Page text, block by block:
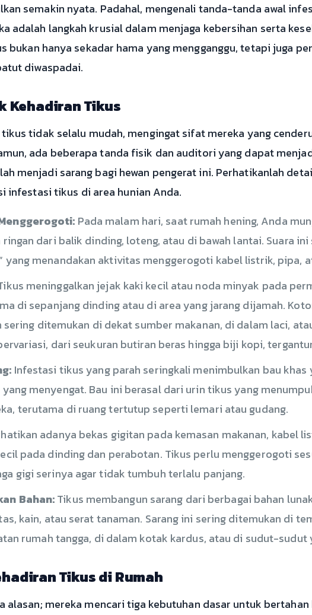
semakin nyata. Padahal, mengenali tanda-tanda awal
adalah langkah krusial dalam menjaga kebersihan serta
bukan hanya sekadar hama yang mengganggu, tetapi juga
diwaspadai.
Kehadiran Tikus
tidak selalu mudah, mengingat sifat mereka yang
ada beberapa tanda fisik dan auditori yang dapat
menjadi sarang bagi hewan pengerat ini. Perhatikanlah
infestasi tikus di area hunian Anda.
Pada malam hari, saat rumah hening, Anda
dari balik dinding, loteng, atau di bawah lantai. Suara
yang menandakan aktivitas menggerogoti kabel listrik, pipa,
meninggalkan jejak kaki kecil atau noda minyak pada
di sepanjang dinding atau di area yang jarang dijamah.
ditemukan di dekat sumber makanan, di dalam laci,
dari seukuran butiran beras hingga biji kopi,
Infestasi tikus yang parah seringkali menimbulkan bau
menyengat. Bau ini berasal dari urin tikus yang
terutama di ruang tertutup seperti lemari atau gudang.
adanya bekas gigitan pada kemasan makanan, kabel
pada dinding dan perabotan. Tikus perlu menggerogoti
gigi serinya agar tidak tumbuh terlalu panjang.
Bahan:Tikus membangun sarang dari berbagai bahan
kain, atau serat tanaman. Sarang ini sering ditemukan di
rumah tangga, di dalam kotak kardus, atau di sudut-sudut
Tikus di Rumah
alasan; mereka mencari tiga kebutuhan dasar untuk